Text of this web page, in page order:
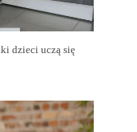
dzieci uczą się